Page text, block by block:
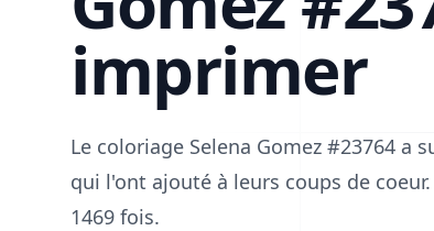
imprimer
Le coloriage Selena Gomez #23764 a
qui l'ont ajouté à leurs coups de
1469 fois.